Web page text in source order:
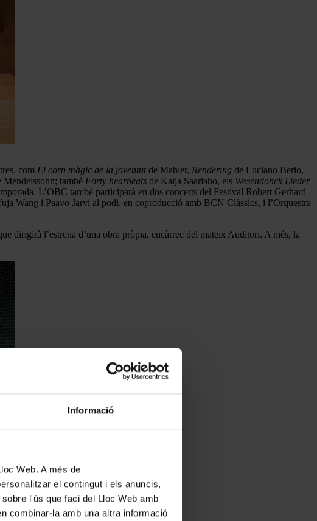
Informació
Web. A més de
el contingut i els anuncis,
l'ús que faci del Lloc Web amb
combinar-la amb una altra informació
com El corn màgic de la joventutde Mahler, Rendering de Luciano Berio,
Mendelssohn; també Forty hearbeats de Kaija Saariaho, els Wesendonck Lieder
L’OBC també participarà en dos concerts del Festival Robert Gerhard
Wang i Paavo Jarvi al podi, en coproducció amb BCN Clàssics, i l’Orquestra
dirigirà l’estrena d’una obra pròpia, encàrrec del mateix Auditori. A més, la